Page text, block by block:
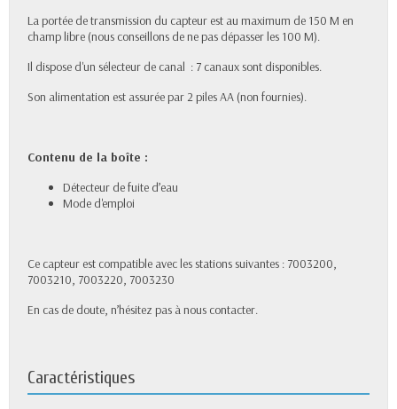
La portée de transmission du capteur est au maximum de 150 M en
champ libre (nous conseillons de ne pas dépasser les 100 M).
Il dispose d'un sélecteur de canal : 7 canaux sont disponibles.
Son alimentation est assurée par 2 piles AA (non fournies).
Contenu de la boîte :
Détecteur de fuite d’eau
Mode d'emploi
Ce capteur est compatible avec les stations suivantes : 7003200,
7003210, 7003220, 7003230
En cas de doute, n’hésitez pas à nous contacter.
Caractéristiques